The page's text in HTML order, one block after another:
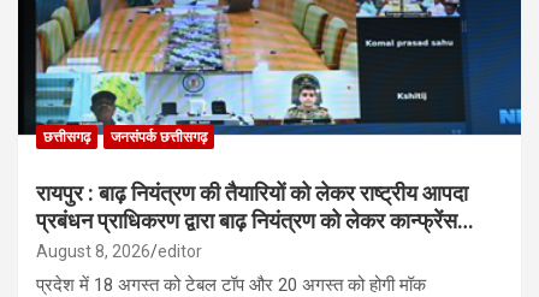
छत्तीसगढ़ जनसंपर्क छत्तीसगढ़
रायपुर : बाढ़ नियंत्रण की तैयारियों को लेकर राष्ट्रीय आपदा
प्रबंधन प्राधिकरण द्वारा बाढ़ नियंत्रण को लेकर कान्फ्रेंस…
August 8, 2026 editor
प्रदेश में 18 अगस्त को टेबल टॉप और 20 अगस्त को होगी मॉक